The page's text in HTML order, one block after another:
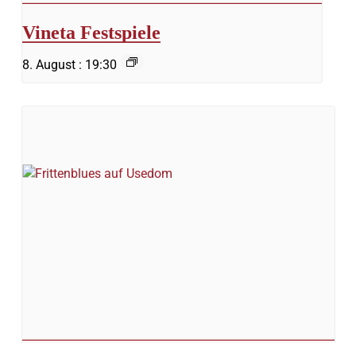
Vineta Festspiele
8. August : 19:30